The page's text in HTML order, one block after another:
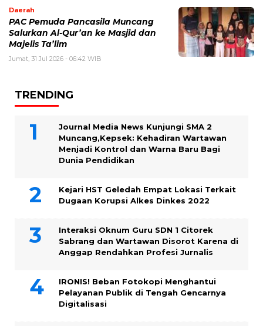
Daerah
PAC Pemuda Pancasila Muncang
Salurkan Al-Qur’an ke Masjid dan
Majelis Ta’lim
Jumat, 31 Jul 2026 - 06:42 WIB
TRENDING
Journal Media News Kunjungi SMA 2
Muncang,Kepsek: Kehadiran Wartawan
Menjadi Kontrol dan Warna Baru Bagi
Dunia Pendidikan
Kejari HST Geledah Empat Lokasi Terkait
Dugaan Korupsi Alkes Dinkes 2022
Interaksi Oknum Guru SDN 1 Citorek
Sabrang dan Wartawan Disorot Karena di
Anggap Rendahkan Profesi Jurnalis
IRONIS! Beban Fotokopi Menghantui
Pelayanan Publik di Tengah Gencarnya
Digitalisasi